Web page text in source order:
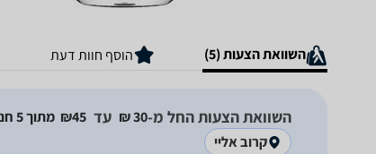
השוואת הצעות (5) הוסף חוות דעת
השוואת הצעות החל מ-30‏ ₪ עד 45‏₪
מתוך 5 חנויות
קרוב אליי